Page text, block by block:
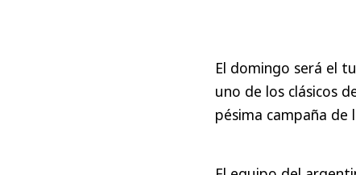
El domingo será el
uno de los clásicos
pésima campaña de